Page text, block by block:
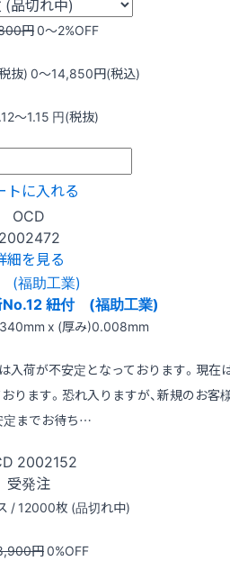
円0〜2%OFF
抜)0〜14,850円(税込)
〜1.15 円(税抜)
トに入れる
OCD
2002472
細を見る
No.12 紐付 (福助工業)
x (厚み)0.008mm
入荷が不安定となっております。現在
ります。恐れ入りますが、新規のお客
定までお待ち…
2002152
受発注
/ 12000枚 (品切れ中)
円0%OFF